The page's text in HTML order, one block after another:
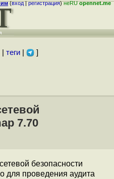
(вход|регистрация)неRUopennet.me
| теги| ]
7.70
безопасности
для проведения аудита